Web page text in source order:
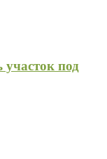
под